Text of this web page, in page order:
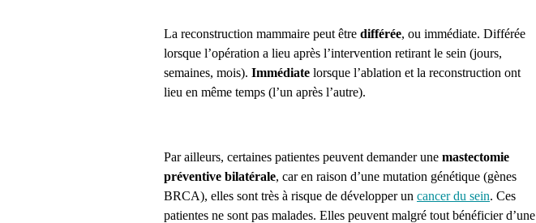
La reconstruction mammaire peut être différée, ou immédiate. Différée
lorsque l’opération a lieu après l’intervention retirant le sein (jours,
semaines, mois). Immédiate lorsque l’ablation et la reconstruction ont
lieu en même temps (l’un après l’autre).
Par ailleurs, certaines patientes peuvent demander une mastectomie
préventive bilatérale, car en raison d’une mutation génétique (gènes
BRCA), elles sont très à risque de développer un cancer du sein. Ces
patientes ne sont pas malades. Elles peuvent malgré tout bénéficier d’une